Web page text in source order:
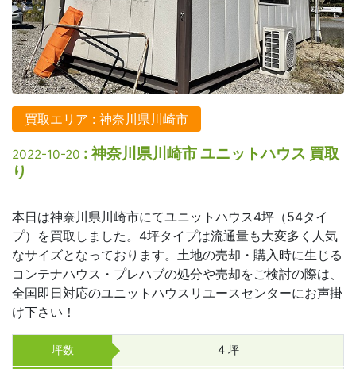
買取エリア : 神奈川県川崎市
2022-10-20 : 神奈川県川崎市 ユニットハウス 買取
り
本日は神奈川県川崎市にてユニットハウス4坪（54タイ
プ）を買取しました。4坪タイプは流通量も大変多く人気
なサイズとなっております。土地の売却・購入時に生じる
コンテナハウス・プレハブの処分や売却をご検討の際は、
全国即日対応のユニットハウスリユースセンターにお声掛
け下さい！
坪数 4 坪